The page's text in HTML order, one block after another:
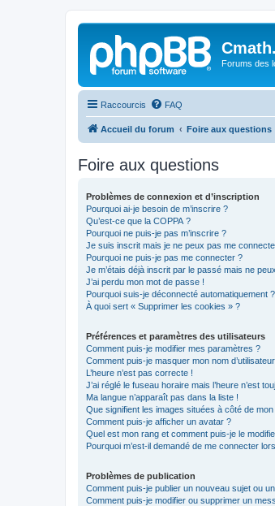
Forums des
Raccourcis FAQ
Accueil du forum Foire aux questions
Foire aux questions
Problèmes de connexion et d’inscription
Pourquoi ai-je besoin de m’inscrire ?
Qu’est-ce que la COPPA ?
Pourquoi ne puis-je pas m’inscrire ?
Je suis inscrit mais je ne peux pas me
Pourquoi ne puis-je pas me connecter ?
Je m’étais déjà inscrit par le passé mais ne
J’ai perdu mon mot de passe !
Pourquoi suis-je déconnecté automatiquement ?
À quoi sert « Supprimer les cookies » ?
Préférences et paramètres des utilisateurs
Comment puis-je modifier mes paramètres ?
Comment puis-je masquer mon nom
L’heure n’est pas correcte !
J’ai réglé le fuseau horaire mais l’heure n’est
Ma langue n’apparaît pas dans la liste !
Que signifient les images situées à côté de mon
Comment puis-je afficher un avatar ?
Quel est mon rang et comment puis-je le
Pourquoi m’est-il demandé de me connecter
Problèmes de publication
Comment puis-je publier un nouveau sujet ou
Comment puis-je modifier ou supprimer un